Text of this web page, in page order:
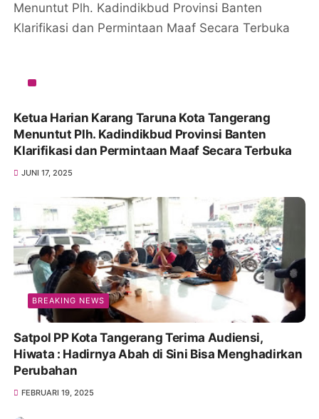
Ketua Harian Karang Taruna Kota Tangerang
Menuntut Plh. Kadindikbud Provinsi Banten
Klarifikasi dan Permintaan Maaf Secara Terbuka
JUNI 17, 2025
BREAKING NEWS
Satpol PP Kota Tangerang Terima Audiensi,
Hiwata : Hadirnya Abah di Sini Bisa Menghadirkan
Perubahan
FEBRUARI 19, 2025